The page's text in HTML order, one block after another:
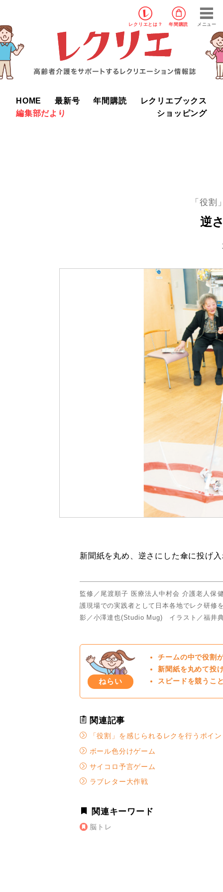
レクリエ とは？ 年間購読 メニュー
HOME 最新号 年間購読
レクリエブックス
編集部だより
ショッピング
「役割
逆
新聞紙を丸め、逆さにした傘に投げ
監修／尾渡順子 医療法人中村会 介護老人保
護現場での実践者として日本各地でレク研
影／小澤達也(Studio Mug) イラスト／福井
ねらい
チームの中で役割
新聞紙を丸めて投
スピードを競うこ
関連記事
「役割」を感じられるレクを行うポイ
ボール色分けゲーム
サイコロ予言ゲーム
ラブレター大作戦
関連キーワード
脳トレ